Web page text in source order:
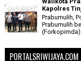
Kapolres
Prabumulih,
Prabumulih
(Forkopimda)
PORTALSRIWIJAYA.COM